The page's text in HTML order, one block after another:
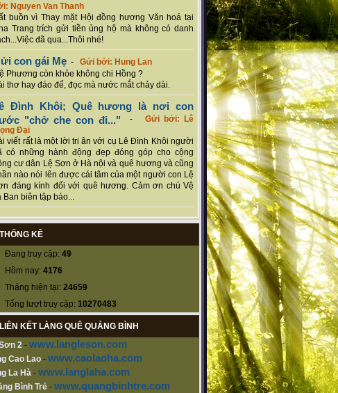
Nguyen Van Thanh
buồn vì Thay mặt Hội đồng hương Văn hoá tại
Trang trích gửi tiền ủng hộ mà không có danh
đã qua...Thôi nhé!
con gái Mẹ - Gửi bởi: Hung Lan
Phương còn khỏe không chi Hồng ?
thơ hay đáo để, đọc mà nước mắt chảy dài.
Đình Khôi; Quê hương là nơi con
"chở che con đi..." - Gửi bởi: Lê
Đại
viết rất là một lời tri ân với cụ Lê Đình Khôi người
có những hành động đẹp đóng góp cho cộng
cư dân Lệ Sơn ở Hà nội và quê hương và cũng
nào nói lên được cái tâm của một người con Lệ
đáng kính đối với quê hương. Cảm ơn chú Vệ
Ban biên tập báo...
THỐNG KÊ
Đang truy cập: 49
Hôm nay: 4176
Tháng hiện tại: 24659
Tổng lượt truy cập: 10270483
LIÊN KẾT LÀNG QUÊ QUẢNG BÌNH
2 - www.langleson.com
Cao Lao - www.caolaoha.com
La Hà - www.langlaha.com
Bình Trẻ - www.quangbinhtre.com